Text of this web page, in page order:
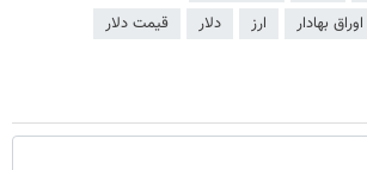
بهادار
ارز دلار قیمت دلار